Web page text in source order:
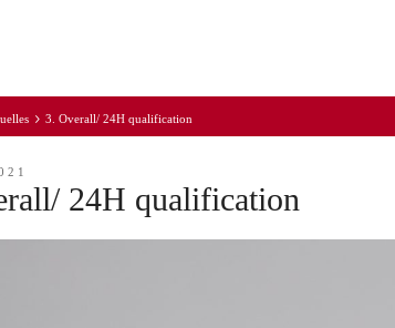
3. Overall/ 24H qualification
24H qualification